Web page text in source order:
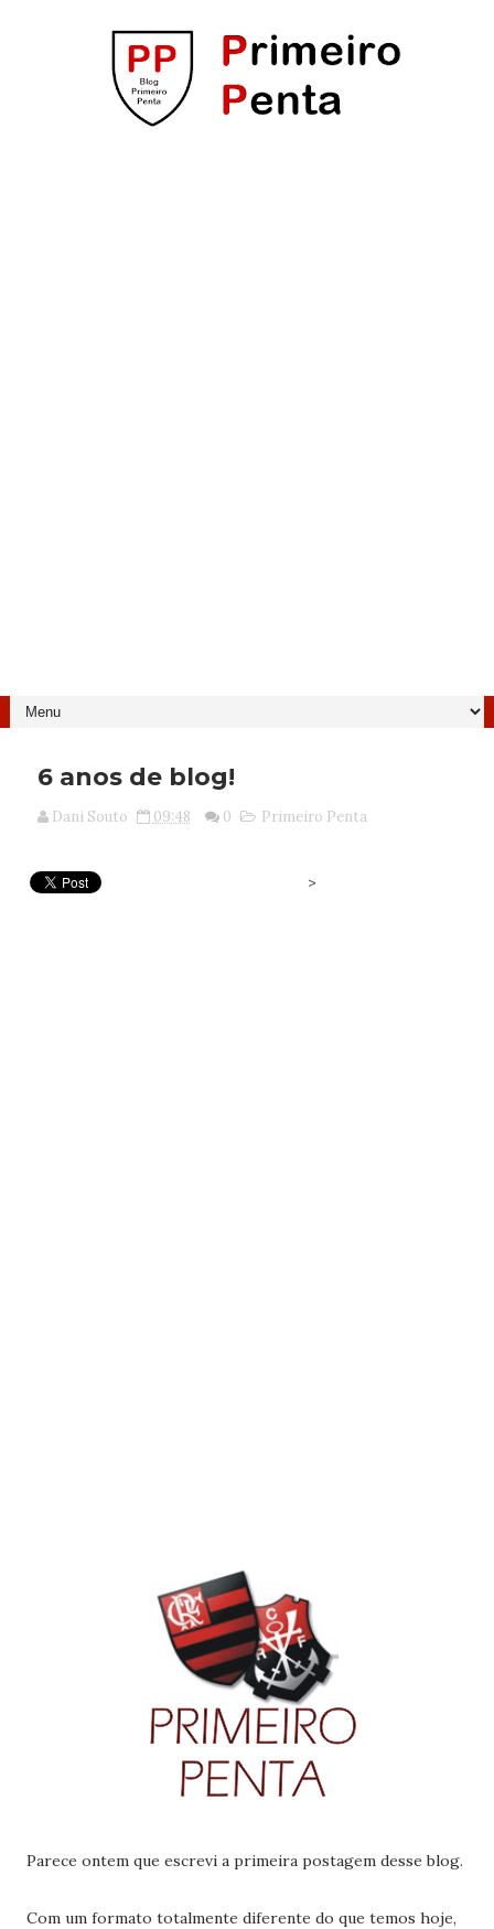
6 anos de blog!
Dani Souto 09:48 0 Primeiro Penta
>
Parece ontem que escrevi a primeira postagem desse blog.
Com um formato totalmente diferente do que temos hoje,